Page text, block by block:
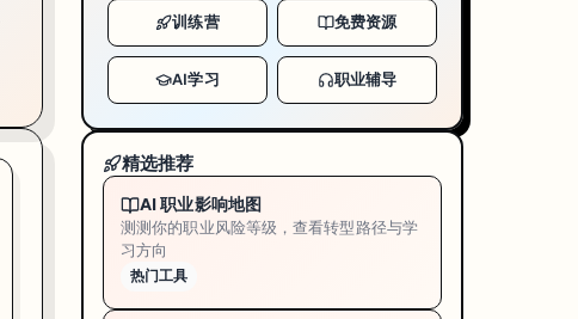
训练营 免费资源
AI学习 职业辅导
精选推荐
AI 职业影响地图
测测你的职业风险等级，查看转型路径与学
习方向
热门工具